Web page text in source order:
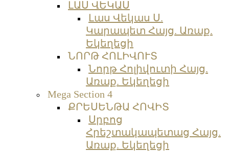
ԼԱՍ ՎԵԿԱՍ
Լաս Վեկաս Ս.
Կարապետ Հայց. Առաք.
Եկեղեցի
ՆՈՐԹ ՀՈԼԻՎՈՒՏ
Նորթ Հոլիվուտի Հայց.
Առաք. Եկեղեցի
Mega Section 4
ՔՐԵՍԵՆԹԱ ՀՈՎԻՏ
Սրբոց
Հրեշտակապետաց Հայց.
Առաք. Եկեղեցի